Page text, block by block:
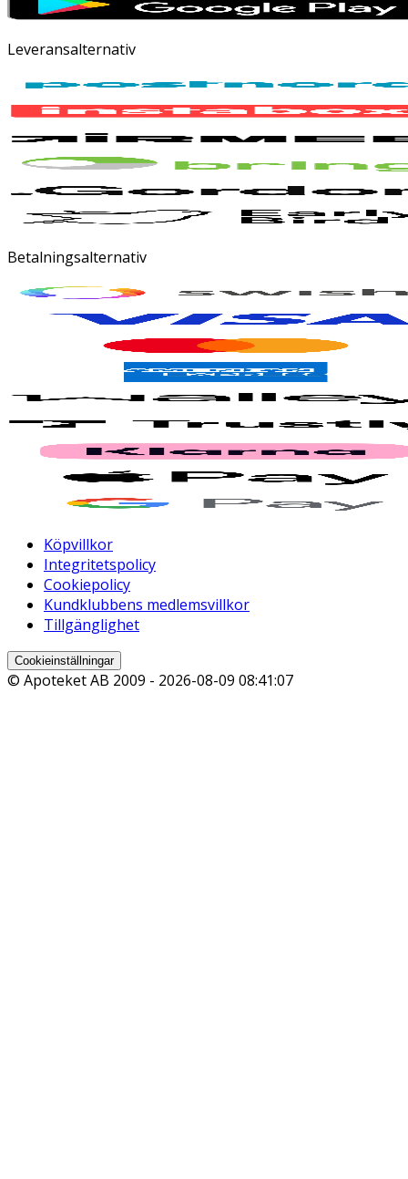
Leveransalternativ
Betalningsalternativ
Köpvillkor
Integritetspolicy
Cookiepolicy
Kundklubbens medlemsvillkor
Tillgänglighet
Cookieinställningar
© Apoteket AB 2009 - 2026-08-09 08:41:07